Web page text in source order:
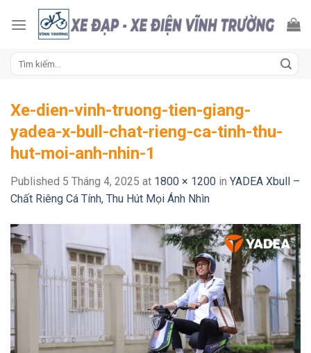
Xe-dien-vinh-truong-tien-giang-
yadea-x-bull-chat-rieng-ca-tinh-thu-
hut-moi-anh-nhin-1
Published 5 Tháng 4, 2025 at 1800 × 1200 in YADEA Xbull –
Chất Riêng Cá Tính, Thu Hút Mọi Ánh Nhìn